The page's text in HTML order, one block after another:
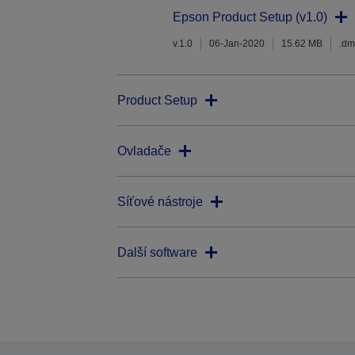
Epson Product Setup (v1.0)
v.1.0 06-Jan-2020 15.62 MB
Product Setup
Ovladače
Síťové nástroje
Další software